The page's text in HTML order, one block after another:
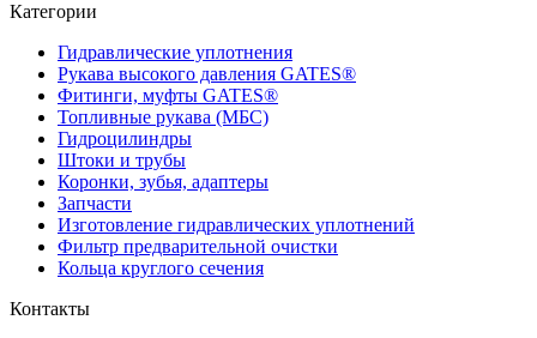
Категории
Гидравлические уплотнения
Рукава высокого давления GATES®
Фитинги, муфты GATES®
Топливные рукава (МБС)
Гидроцилиндры
Штоки и трубы
Коронки, зубья, адаптеры
Запчасти
Изготовление гидравлических уплотнений
Фильтр предварительной очистки
Кольца круглого сечения
Контакты